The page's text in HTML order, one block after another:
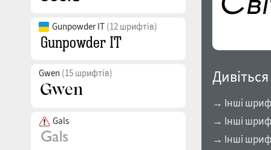
Gunpowder IT (12 шрифтів)
Gwen (15 шрифтів)
Gals
→ Інші
→ Інші
→ Інші